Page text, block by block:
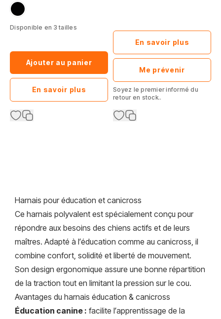
noir
Disponible en 3 tailles
Ajouter au panier
En savoir plus
En savoir plus
Me prévenir
Soyez le premier informé du
retour en stock..
Harnais pour éducation et canicross
Ce harnais polyvalent est spécialement conçu pour
répondre aux besoins des chiens actifs et de leurs
maîtres. Adapté à l’éducation comme au canicross, il
combine confort, solidité et liberté de mouvement.
Son design ergonomique assure une bonne répartition
de la traction tout en limitant la pression sur le cou.
Avantages du harnais éducation & canicross
Éducation canine : facilite l’apprentissage de la